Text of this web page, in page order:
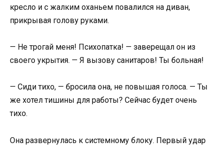
кресло и с жалким оханьем повалился на диван,
прикрывая голову руками.
— Не трогай меня! Психопатка! — заверещал он из
своего укрытия. — Я вызову санитаров! Ты больная!
— Сиди тихо, — бросила она, не повышая голоса. — Ты
же хотел тишины для работы? Сейчас будет очень
тихо.
Она развернулась к системному блоку. Первый удар